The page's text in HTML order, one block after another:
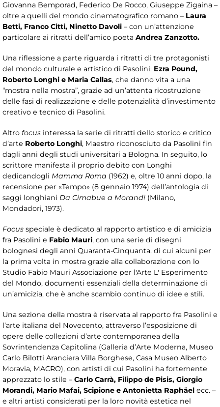
Giovanna Bemporad, Federico De Rocco, Giuseppe Zigaina –
oltre a quelli del mondo cinematografico romano – Laura
Betti, Franco Citti, Ninetto Davoli – con un’attenzione
particolare ai ritratti dell’amico poeta Andrea Zanzotto.
Una riflessione a parte riguarda i ritratti di tre protagonisti
del mondo culturale e artistico di Pasolini: Ezra Pound,
Roberto Longhi e Maria Callas, che danno vita a una
“mostra nella mostra”, grazie ad un’attenta ricostruzione
delle fasi di realizzazione e delle potenzialità d’investimento
creativo e tecnico di Pasolini.
Altro focus interessa la serie di ritratti dello storico e critico
d’arte Roberto Longhi, Maestro riconosciuto da Pasolini fin
dagli anni degli studi universitari a Bologna. In seguito, lo
scrittore manifesta il proprio debito con Longhi
dedicandogli Mamma Roma (1962) e, oltre 10 anni dopo, la
recensione per «Tempo» (8 gennaio 1974) dell’antologia di
saggi longhiani Da Cimabue a Morandi (Milano,
Mondadori, 1973).
Focus speciale è dedicato al rapporto artistico e di amicizia
fra Pasolini e Fabio Mauri, con una serie di disegni
bolognesi degli anni Quaranta-Cinquanta, di cui alcuni per
la prima volta in mostra grazie alla collaborazione con lo
Studio Fabio Mauri Associazione per l'Arte L' Esperimento
del Mondo, documenti essenziali della determinazione di
un’amicizia, che è anche scambio continuo di idee e stili.
Una sezione della mostra è riservata al rapporto fra Pasolini e
l’arte italiana del Novecento, attraverso l’esposizione di
opere delle collezioni d’arte contemporanea della
Sovrintendenza Capitolina (Galleria d’Arte Moderna, Museo
Carlo Bilotti Aranciera Villa Borghese, Casa Museo Alberto
Moravia, MACRO), con artisti di cui Pasolini ha fortemente
apprezzato lo stile – Carlo Carrà, Filippo de Pisis, Giorgio
Morandi, Mario Mafai, Scipione e Antonietta Raphäel ecc. –
e altri artisti considerati per la loro novità estetica nel